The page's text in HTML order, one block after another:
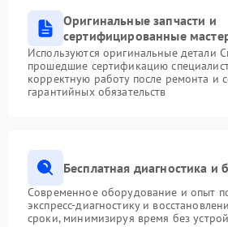
Оригинальные запчасти и
сертифицированные
Используются оригинальные детали
прошедшие сертификацию
корректную работу после ремонта и
гарантийных обязательств
Бесплатная диагностика
Современное оборудование и опыт
экспресс-диагностику и
сроки, минимизируя время без